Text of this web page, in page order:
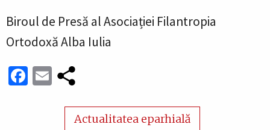
Biroul de Presă al Asociației Filantropia
Ortodoxă Alba Iulia
Facebook
Email
Actualitatea eparhială